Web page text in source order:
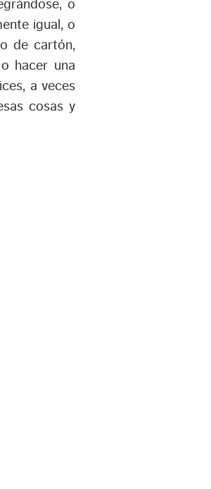
o
igual, o
de cartón,
hacer una
a veces
cosas y